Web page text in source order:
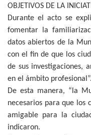
OBJETIVOS DE LA
Durante el acto se
fomentar la
datos abiertos de la
con el fin de que los
de sus investigaciones,
en el ámbito profesional”.
De esta manera, “la
necesarios para que los
amigable para la
indicaron.